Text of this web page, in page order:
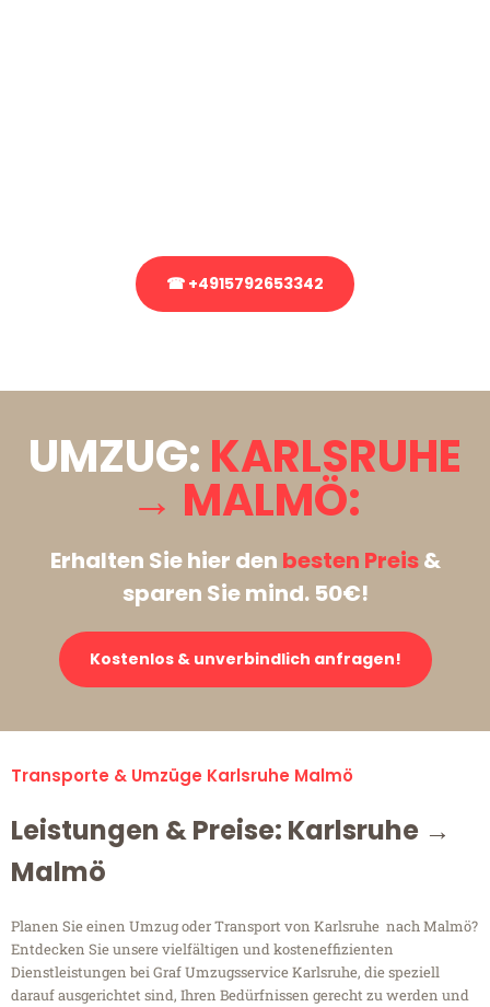
☎ +4915792653342
UMZUG: KARLSRUHE
→ MALMÖ:
Erhalten Sie hier den besten Preis&
sparen Sie mind. 50€!
Kostenlos & unverbindlich anfragen!
Transporte & Umzüge Karlsruhe Malmö
Leistungen & Preise: Karlsruhe →
Malmö
Planen Sie einen Umzug oder Transport von Karlsruhe nach Malmö?
Entdecken Sie unsere vielfältigen und kosteneffizienten
Dienstleistungen bei Graf Umzugsservice Karlsruhe, die speziell
darauf ausgerichtet sind, Ihren Bedürfnissen gerecht zu werden und